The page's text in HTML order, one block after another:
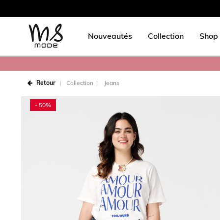
Nouveautés Collection
Retour Collection Jeans
- 50%